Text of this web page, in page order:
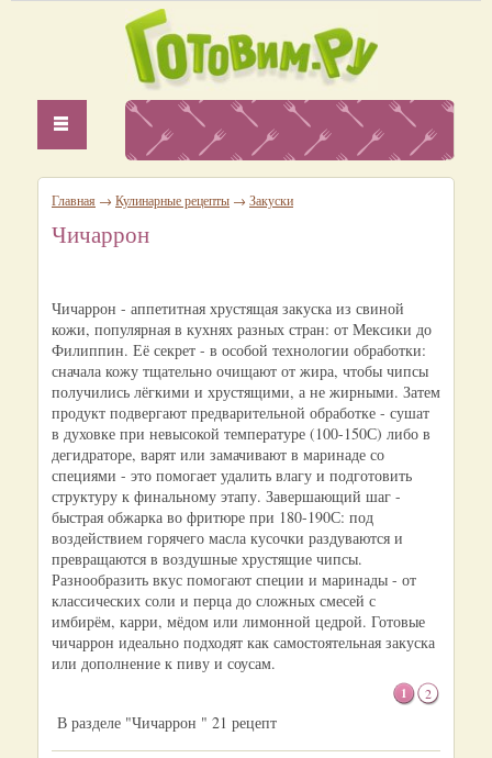
Главная → Кулинарные рецепты → Закуски
Чичаррон
Чичаррон - аппетитная хрустящая закуска из свиной
кожи, популярная в кухнях разных стран: от Мексики до
Филиппин. Её секрет - в особой технологии обработки:
сначала кожу тщательно очищают от жира, чтобы чипсы
получились лёгкими и хрустящими, а не жирными. Затем
продукт подвергают предварительной обработке - сушат
в духовке при невысокой температуре (100-150С) либо в
дегидраторе, варят или замачивают в маринаде со
специями - это помогает удалить влагу и подготовить
структуру к финальному этапу. Завершающий шаг -
быстрая обжарка во фритюре при 180-190С: под
воздействием горячего масла кусочки раздуваются и
превращаются в воздушные хрустящие чипсы.
Разнообразить вкус помогают специи и маринады - от
классических соли и перца до сложных смесей с
имбирём, карри, мёдом или лимонной цедрой. Готовые
чичаррон идеально подходят как самостоятельная закуска
или дополнение к пиву и соусам.
1 2
В разделе "Чичаррон " 21 рецепт